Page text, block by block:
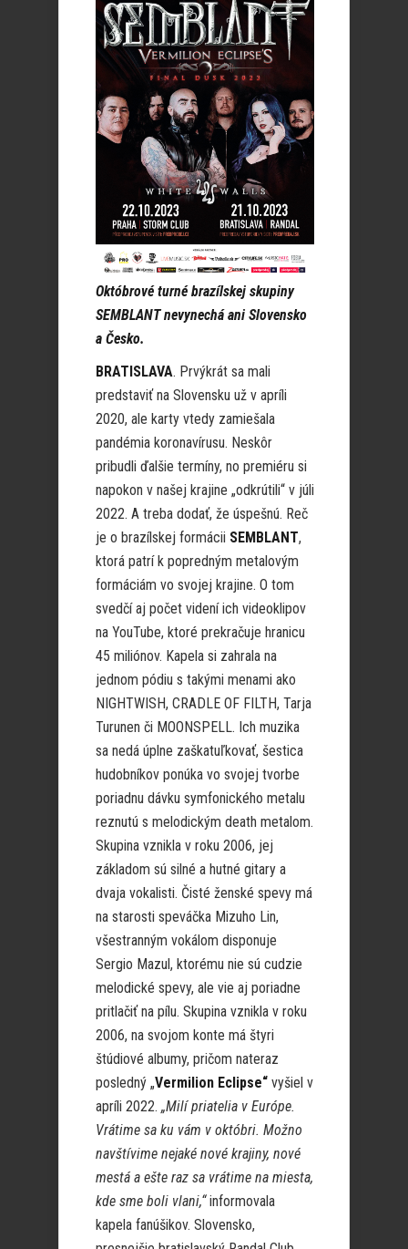
Októbrové turné brazílskej skupiny
SEMBLANT nevynechá ani Slovensko
a Česko.
BRATISLAVA. Prvýkrát sa mali
predstaviť na Slovensku už v apríli
2020, ale karty vtedy zamiešala
pandémia koronavírusu. Neskôr
pribudli ďalšie termíny, no premiéru si
napokon v našej krajine „odkrútili“ v júli
2022. A treba dodať, že úspešnú. Reč
je o brazílskej formácii SEMBLANT,
ktorá patrí k popredným metalovým
formáciám vo svojej krajine. O tom
svedčí aj počet videní ich videoklipov
na YouTube, ktoré prekračuje hranicu
45 miliónov. Kapela si zahrala na
jednom pódiu s takými menami ako
NIGHTWISH, CRADLE OF FILTH, Tarja
Turunen či MOONSPELL. Ich muzika
sa nedá úplne zaškatuľkovať, šestica
hudobníkov ponúka vo svojej tvorbe
poriadnu dávku symfonického metalu
reznutú s melodickým death metalom.
Skupina vznikla v roku 2006, jej
základom sú silné a hutné gitary a
dvaja vokalisti. Čisté ženské spevy má
na starosti speváčka Mizuho Lin,
všestranným vokálom disponuje
Sergio Mazul, ktorému nie sú cudzie
melodické spevy, ale vie aj poriadne
pritlačiť na pílu. Skupina vznikla v roku
2006, na svojom konte má štyri
štúdiové albumy, pričom nateraz
posledný „Vermilion Eclipse“ vyšiel v
apríli 2022. „Milí priatelia v Európe.
Vrátime sa ku vám v októbri. Možno
navštívime nejaké nové krajiny, nové
mestá a ešte raz sa vrátime na miesta,
kde sme boli vlani,“informovala
kapela fanúšikov. Slovensko,